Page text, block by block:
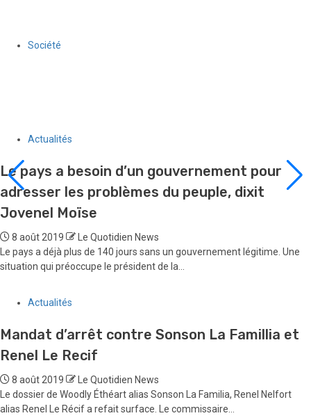
Société
Actualités
Le pays a besoin d’un gouvernement pour
adresser les problèmes du peuple, dixit
Jovenel Moïse
8 août 2019
Le Quotidien News
Le pays a déjà plus de 140 jours sans un gouvernement légitime. Une
situation qui préoccupe le président de la...
Actualités
Mandat d’arrêt contre Sonson La Famillia et
Renel Le Recif
8 août 2019
Le Quotidien News
Le dossier de Woodly Éthéart alias Sonson La Familia, Renel Nelfort
alias Renel Le Récif a refait surface. Le commissaire...